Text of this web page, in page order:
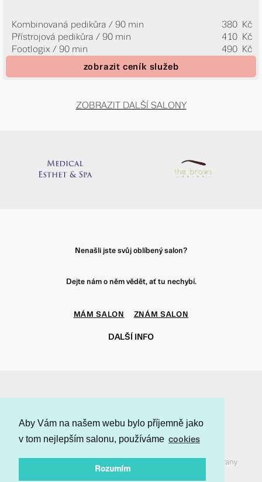
Aby Vám na našem webu bylo příjemně jako
v tom nejlepším salonu, používáme cookies
Rozumím
Kombinovaná pedikůra / 90 min
380 Kč
Přístrojová pedikůra / 90 min
410 Kč
Footlogix / 90 min
490 Kč
zobrazit ceník služeb
ZOBRAZIT DALŠÍ SALONY
Nenašli jste svůj oblíbený salon?
Dejte nám o něm vědět, ať tu nechybí.
MÁM SALON ZNÁM SALON
DALŠÍ INFO
Podmínky ochrany
Všeobecné obchodní podmínky